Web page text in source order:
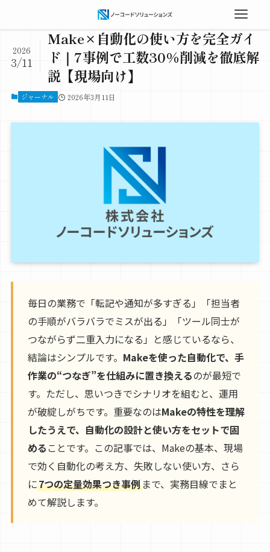
Make×自動化の使い方を完全ガイ
ド｜7事例で工数30%削減を徹底解
説【現場向け】
2026
3/11
ジャーナル 2026年3月11日
毎日の業務で「転記や通知が多すぎる」「担当者
の手順がバラバラでミスが出る」「ツール同士が
つながらず二重入力になる」と感じているなら、
結論はシンプルです。 Makeを使った自動化で、手
作業の“つなぎ”を仕組みに置き換えるのが最短で
す。ただし、思いつきでシナリオを組むと、運用
が破綻しがちです。重要なのはMakeの特性を理解
したうえで、自動化の設計と使い方をセットで固
める ことです。この記事では、Makeの基本、現場
で効く自動化の考え方、失敗しない使い方、さら
に7つの定量効果つき事例まで、実務目線でまと
めて解説します。